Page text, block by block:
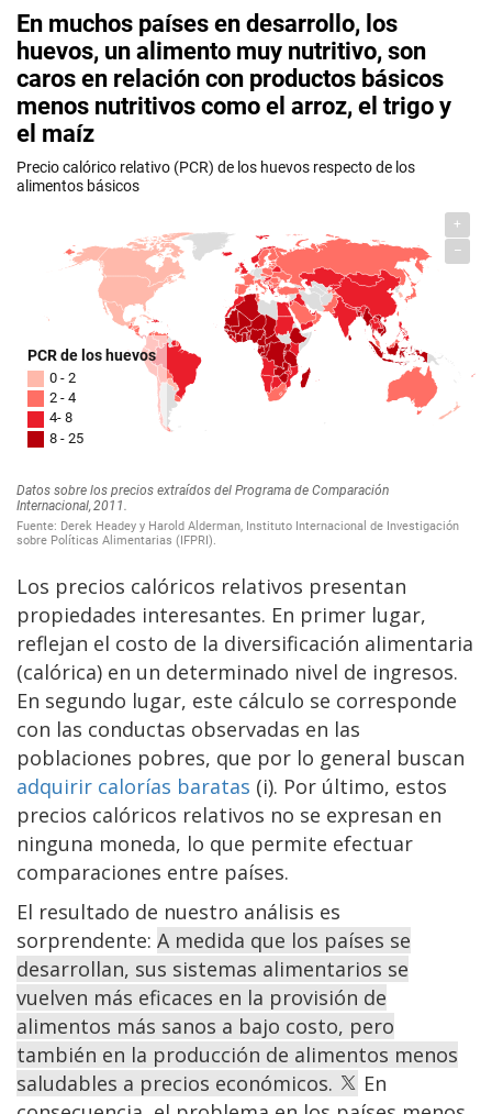
Los precios calóricos relativos presentan
propiedades interesantes. En primer lugar,
reflejan el costo de la diversificación alimentaria
(calórica) en un determinado nivel de ingresos.
En segundo lugar, este cálculo se corresponde
con las conductas observadas en las
poblaciones pobres, que por lo general buscan
adquirir calorías baratas (i). Por último, estos
precios calóricos relativos no se expresan en
ninguna moneda, lo que permite efectuar
comparaciones entre países.
El resultado de nuestro análisis es
sorprendente: A medida que los países se
desarrollan, sus sistemas alimentarios se
vuelven más eficaces en la provisión de
alimentos más sanos a bajo costo, pero
también en la producción de alimentos menos
saludables a precios económicos.
En